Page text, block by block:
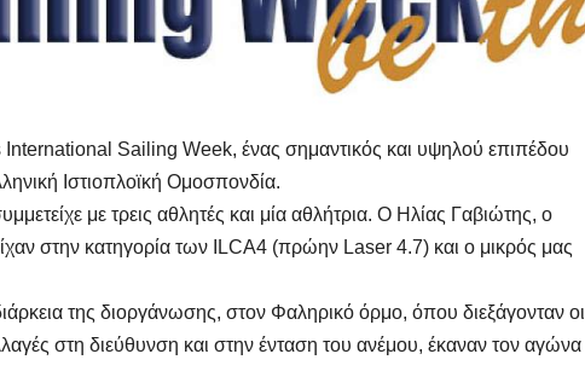
International Sailing Week, ένας σημαντικός και υψηλού επιπέδου
Ιστιοπλοϊκή Ομοσπονδία.
με τρεις αθλητές και μία αθλήτρια. Ο Ηλίας Γαβιώτης, ο
στην κατηγορία των ILCA4 (πρώην Laser 4.7) και ο μικρός μας
της διοργάνωσης, στον Φαληρικό όρμο, όπου διεξάγονταν οι
στη διεύθυνση και στην ένταση του ανέμου, έκαναν τον αγώνα